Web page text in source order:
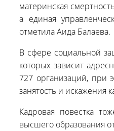
материнская
а единая
отметила Аида Балаева.
В сфере социальной
которых зависит
727 организаций, при
занятость и искажения
Кадровая повестка
высшего образования